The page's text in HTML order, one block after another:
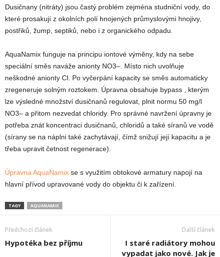
Dusičnany (nitráty) jsou častý problém zejména studniční vody, do
které prosakují z okolních polí hnojených průmyslovými hnojivy,
postřiků, žump, septiků, nebo i z organického odpadu.
AquaNamix funguje na principu iontové výměny, kdy na sebe
speciální směs naváže anionty NO3–. Místo nich uvolňuje
neškodné anionty Cl. Po vyčerpání kapacity se směs automaticky
zregeneruje solným roztokem. Úpravna obsahuje bypass , kterým
lze výsledné množství dusičnanů regulovat, plnit normu 50 mg/l
NO3– a přitom nezvedat chloridy. Pro správné navržení úpravny je
potřeba znát koncentraci dusičnanů, chloridů a také síranů ve vodě
(sírany se na náplni také zachytávají, čímž snižují její kapacitu a je
třeba upravit četnost regenerace).
Úpravna AquaNamix se s využitím obtokové armatury napojí na
hlavní přívod upravované vody do objektu či k zařízení.
TAGY AQUANAMIX
Předchozí článek
Hypotéka bez příjmu
Další článek
I staré radiátory mohou
vypadat jako nové. Jak je